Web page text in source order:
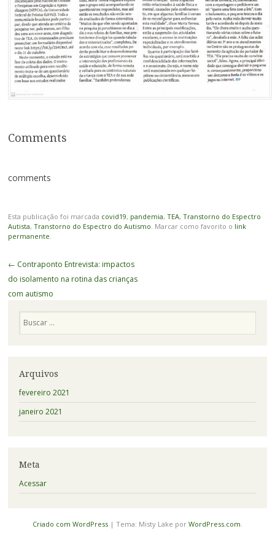
Comments
comments
Esta publicação foi marcada covid19, pandemia, TEA, Transtorno do Espectro
Autista, Transtorno do Espectro do Autismo . Marcar como favorito o link
permanente
Navegação
de
Posts
← Contraponto Entrevista: impactos
do isolamento na rotina das crianças
com autismo
Arquivos
fevereiro 2021
janeiro 2021
Meta
Acessar
Criado com WordPress | Tema: Misty Lake por WordPress.com.